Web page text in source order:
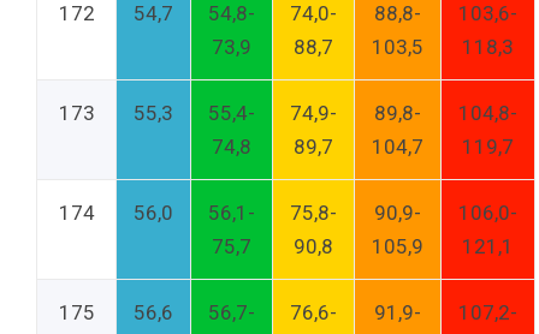
172 54,7
54,8-
73,9
74,0-
88,7
88,8-
103,5
103,6-
118,3
173 55,3
55,4-
74,8
74,9-
89,7
89,8-
104,7
104,8-
119,7
174 56,0
56,1-
75,7
75,8-
90,8
90,9-
105,9
106,0-
121,1
175 56,6
56,7-
76,6-
91,9-
107,2-